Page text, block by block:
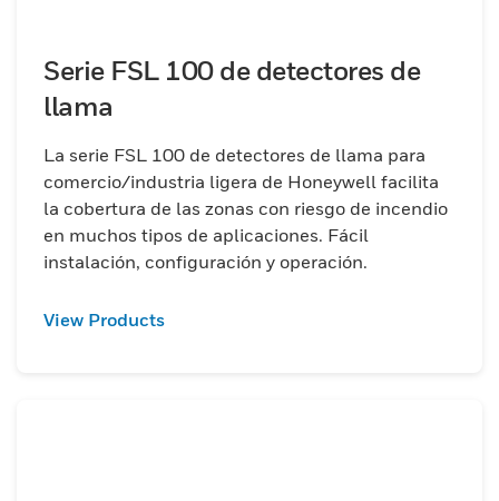
Serie FSL 100 de detectores de
llama
La serie FSL 100 de detectores de llama para
comercio/industria ligera de Honeywell facilita
la cobertura de las zonas con riesgo de incendio
en muchos tipos de aplicaciones. Fácil
instalación, configuración y operación.
View Products